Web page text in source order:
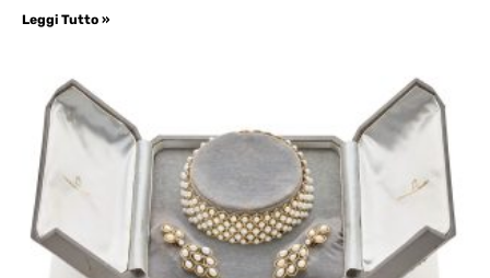
Leggi Tutto »